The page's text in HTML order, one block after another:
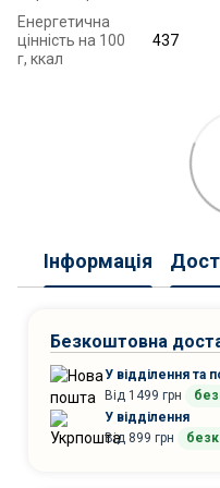
Енергетична
цінність на 100
г, ккал
437
Інформація
Безкоштовна
У відділення та
Від 1499 грн
У відділення
Від 899 грн